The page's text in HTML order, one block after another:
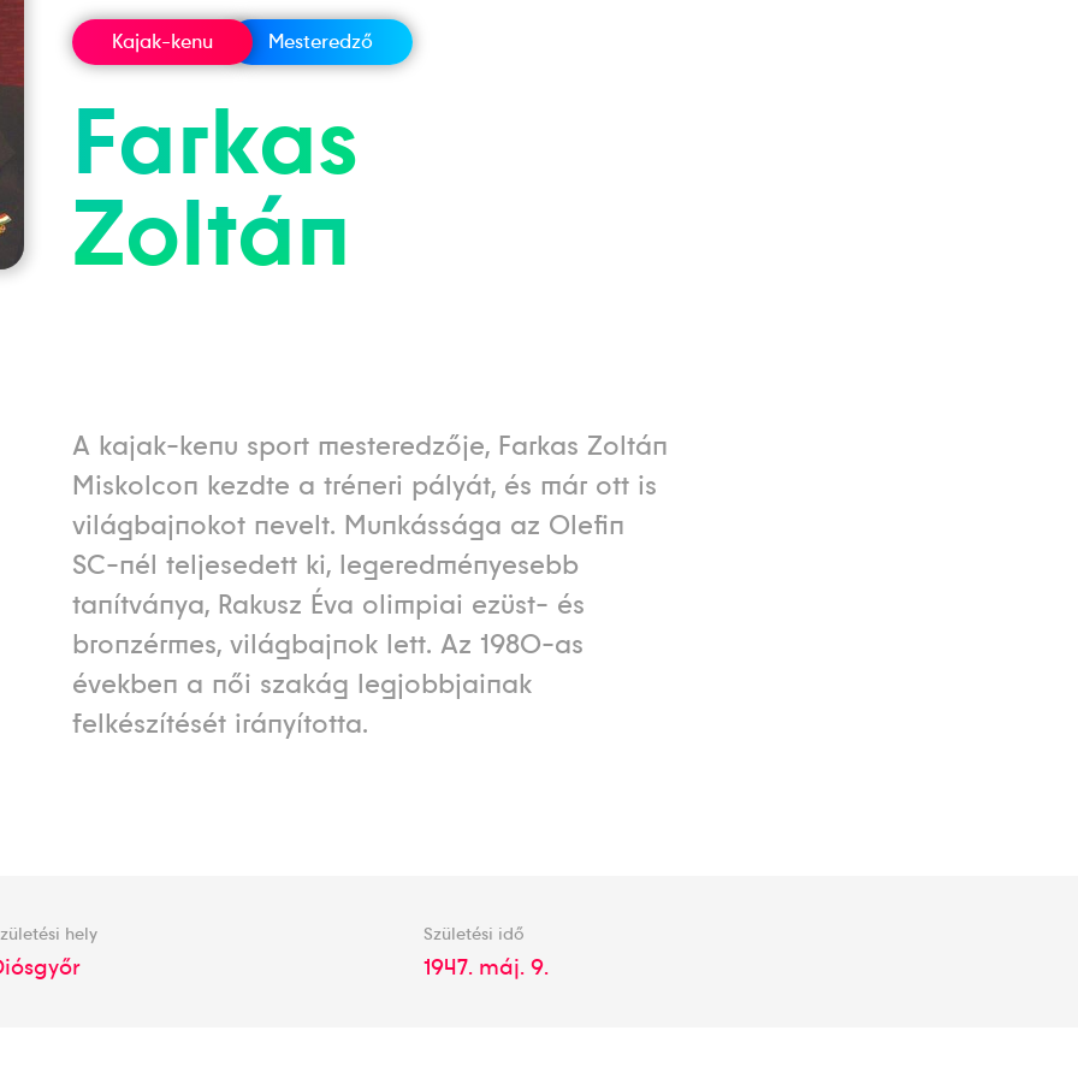
Kajak-kenu Mesteredző
Farkas
Zoltán
A kajak-kenu sport mesteredzője, Farkas Zoltán
Miskolcon kezdte a tréneri pályát, és már ott is
világbajnokot nevelt. Munkássága az Olefin
SC-nél teljesedett ki, legeredményesebb
tanítványa, Rakusz Éva olimpiai ezüst- és
bronzérmes, világbajnok lett. Az 1980-as
években a női szakág legjobbjainak
felkészítését irányította.
hely Születési idő
1947. máj. 9.